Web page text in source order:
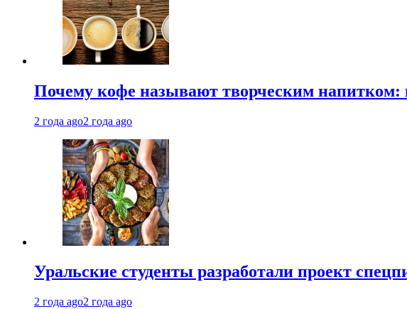
Почему кофе называют творческим напитком:
2 года ago2 года ago
Уральские студенты разработали проект
2 года ago2 года ago